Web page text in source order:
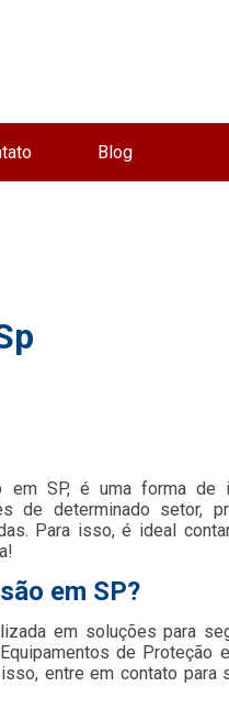
Blog
em SP, é uma forma de
de determinado setor,
Para isso, é ideal
em SP?
em soluções para
de Proteção
entre em contato para